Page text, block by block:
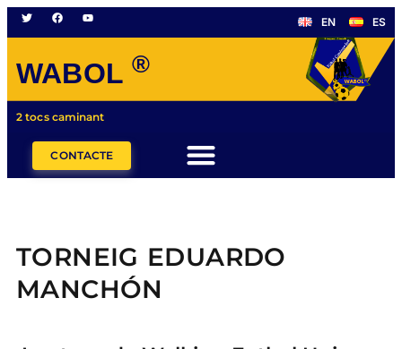
EN ES
WABOL ®
2 tocs caminant
CONTACTE
TORNEIG EDUARDO
MANCHÓN